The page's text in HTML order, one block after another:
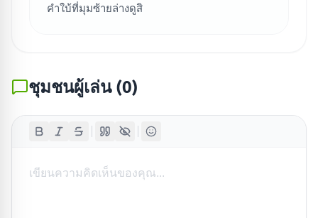
คำใบ้ที่มุมซ้ายล่างดูสิ
ชุมชนผู้เล่น(0)